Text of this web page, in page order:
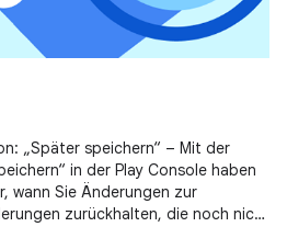
„Später speichern“ – Mit der
in der Play Console haben
wann Sie Änderungen zur
zurückhalten, die noch nicht